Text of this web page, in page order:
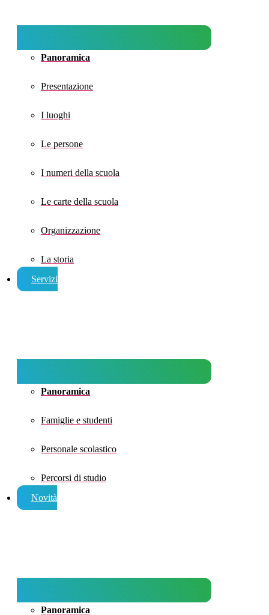
Panoramica
Presentazione
I luoghi
Le persone
I numeri della scuola
Le carte della scuola
Organizzazione
La storia
Servizi
Panoramica
Famiglie e studenti
Personale scolastico
Percorsi di studio
Novità
Panoramica